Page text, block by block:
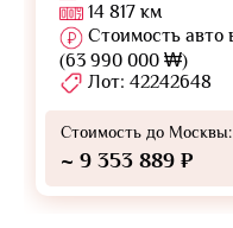
14 817 км
Стоимость авто
(63 990 000 ₩)
Лот: 42242648
Стоимость до Москвы:
~ 9 353 889 ₽